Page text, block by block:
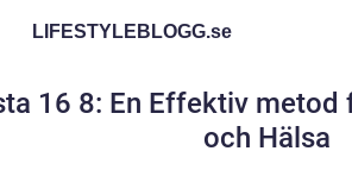
LIFESTYLEBLOGG.se
16 8: En Effektiv
och Hälsa